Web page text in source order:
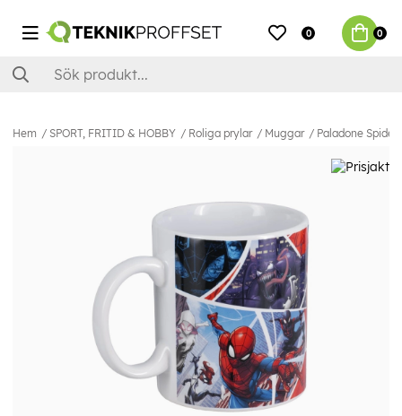
0 0
Hem SPORT, FRITID & HOBBY Roliga prylar Muggar Paladone